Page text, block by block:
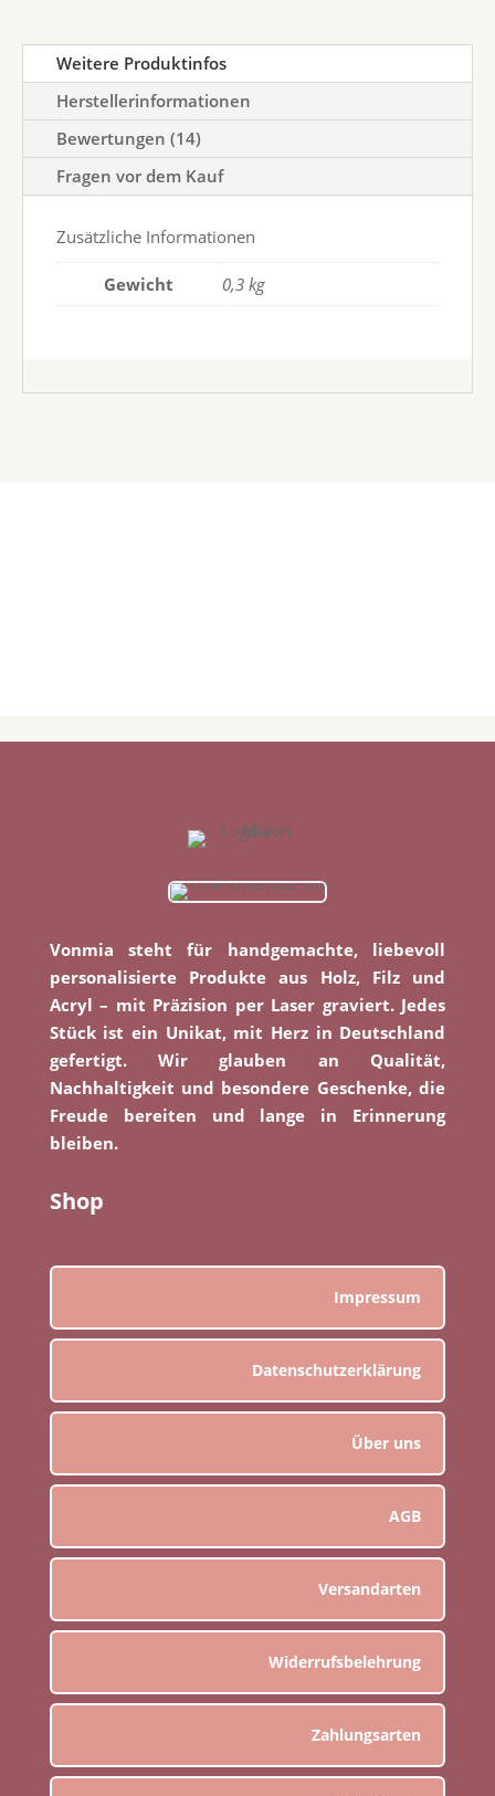
Weitere Produktinfos
Herstellerinformationen
Bewertungen (14)
Fragen vor dem Kauf
Zusätzliche Informationen
Gewicht 0,3 kg
Vonmia steht für handgemachte, liebevoll
personalisierte Produkte aus Holz, Filz und
Acryl – mit Präzision per Laser graviert. Jedes
Stück ist ein Unikat, mit Herz in Deutschland
gefertigt. Wir glauben an Qualität,
Nachhaltigkeit und besondere Geschenke, die
Freude bereiten und lange in Erinnerung
bleiben.
Shop
Impressum
Datenschutzerklärung
Über uns
AGB
Versandarten
Widerrufsbelehrung
Zahlungsarten